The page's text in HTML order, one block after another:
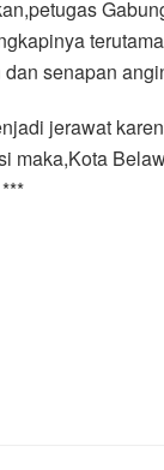
senapan
jerawat
maka,Kota